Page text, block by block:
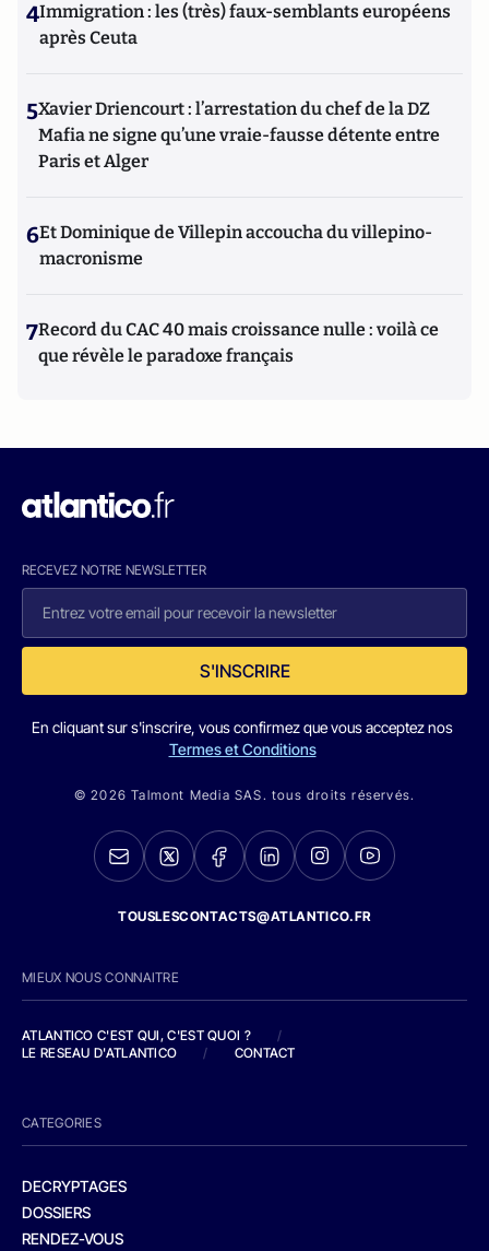
4Immigration : les (très) faux-semblants européens
après Ceuta
5Xavier Driencourt : l’arrestation du chef de la DZ
Mafia ne signe qu’une vraie-fausse détente entre
Paris et Alger
6Et Dominique de Villepin accoucha du villepino-
macronisme
7Record du CAC 40 mais croissance nulle : voilà ce
que révèle le paradoxe français
RECEVEZ NOTRE NEWSLETTER
S'INSCRIRE
En cliquant sur s'inscrire, vous confirmez que vous acceptez nos
Termes et Conditions
© 2026 Talmont Media SAS. tous droits réservés.
TOUSLESCONTACTS@ATLANTICO.FR
MIEUX NOUS CONNAITRE
ATLANTICO C'EST QUI, C'EST QUOI ?
/
LE RESEAU D'ATLANTICO
/ CONTACT
CATEGORIES
DECRYPTAGES
DOSSIERS
RENDEZ-VOUS